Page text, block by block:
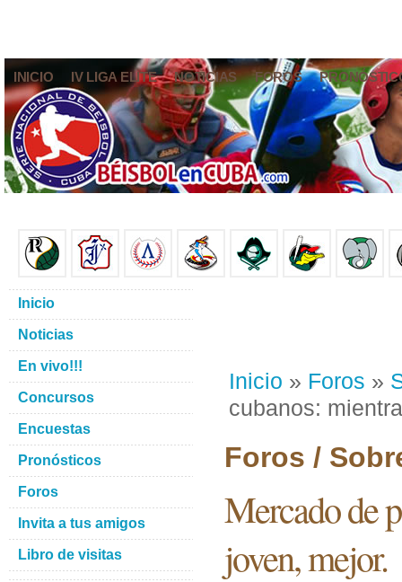
INICIO IV LIGA ELITE NOTICIAS FOROS
Inicio » Foros »
cubanos:
Foros /
Mercado de
joven, mejor.
Inicio
Noticias
En vivo!!!
Concursos
Encuestas
Pronósticos
Foros
Invita a tus amigos
Libro de visitas